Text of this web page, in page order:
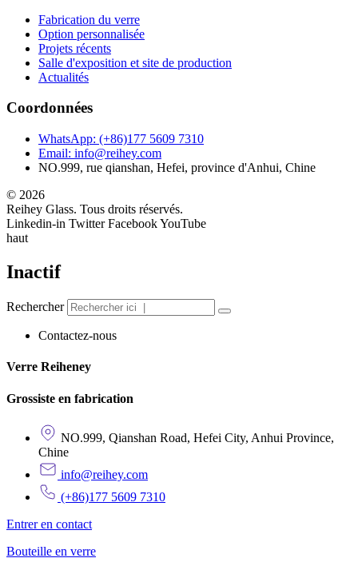
Fabrication du verre
Option personnalisée
Projets récents
Salle d'exposition et site de production
Actualités
Coordonnées
WhatsApp: (+86)177 5609 7310
Email: info@reihey.com
NO.999, rue qianshan, Hefei, province d'Anhui, Chine
© 2026
Reihey Glass. Tous droits réservés.
Linkedin-in Twitter FacebookYouTube
haut
Inactif
Rechercher
Contactez-nous
Verre Reiheney
Grossiste en fabrication
NO.999, Qianshan Road, Hefei City, Anhui Province,
Chine
info@reihey.com
(+86)177 5609 7310
Entrer en contact
Bouteille en verre